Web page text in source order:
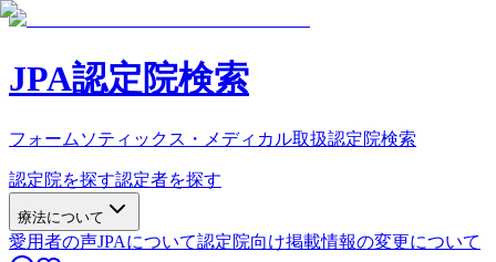
JPA認定院検索
フォームソティックス・メディカル取扱認定院検索
認定院を探す認定者を探す
療法について
愛用者の声JPAについて認定院向け掲載情報の変更について